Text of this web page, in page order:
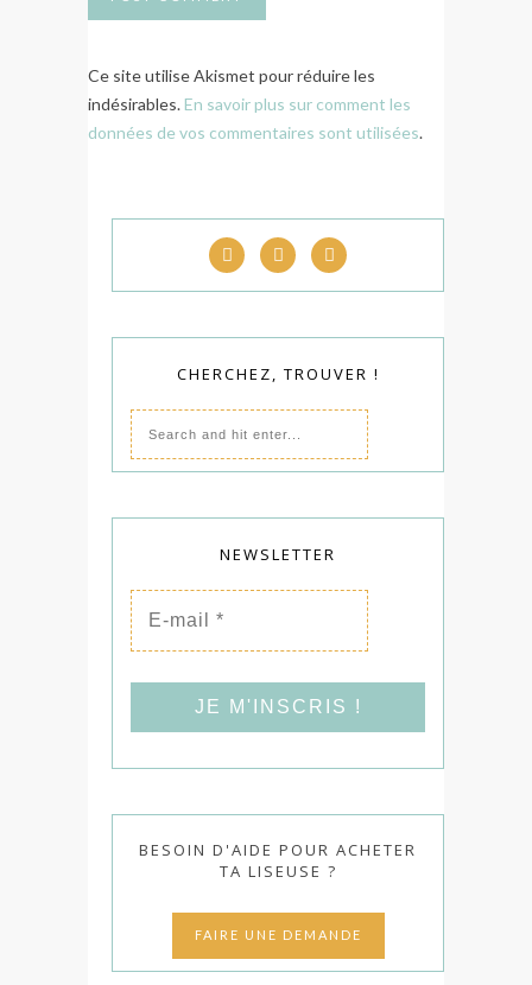
Ce site utilise Akismet pour réduire les
indésirables. En savoir plus sur comment les
données de vos commentaires sont utilisées.
CHERCHEZ, TROUVER !
NEWSLETTER
E-
mail
*
BESOIN D'AIDE POUR ACHETER
TA LISEUSE ?
FAIRE UNE DEMANDE